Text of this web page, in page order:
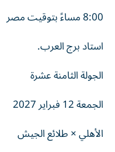
8:00 مساءً بتوقيت مصر
استاد برج العرب.
الجولة الثامنة عشرة
الجمعة 12 فبراير 2027
الأهلي × طلائع الجيش